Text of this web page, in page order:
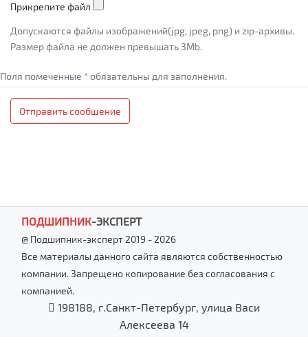
Прикрепите файл
Допускаются файлы изображений(jpg, jpeg, png) и zip-архивы.
Размер файла не должен превышать 3Mb.
Поля помеченные * обязательны для заполнения.
Отправить сообщение
ПОДШИПНИК-ЭКСПЕРТ
@ Подшипник-эксперт 2019 - 2026
Все материалы данного сайта являются собственностью
компании. Запрещено копирование без согласования с
компанией.
198188, г.Санкт-Петербург, улица Васи
Алексеева 14